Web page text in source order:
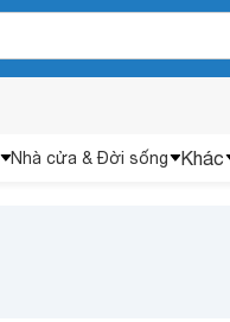
Nhà cửa & Đời sống Khác